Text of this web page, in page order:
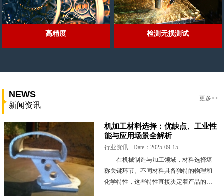
高精度 检测无损测试
NEWS
新闻资讯
更多>>
机加工材料选择：优缺点、工业性
能与应用场景全解析
行业资讯
Date：2025-09-15
在机械制造与加工领域，材料选择堪
称关键环节。不同材料具备独特的物理和
化学特性，这些特性直接决定着产品的性